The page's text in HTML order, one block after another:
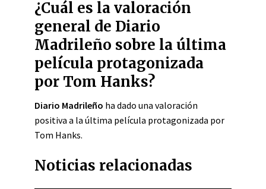
¿Cuál es la valoración
general de Diario
Madrileño sobre la última
película protagonizada
por Tom Hanks?
Diario Madrileño ha dado una valoración
positiva a la última película protagonizada por
Tom Hanks.
Noticias relacionadas